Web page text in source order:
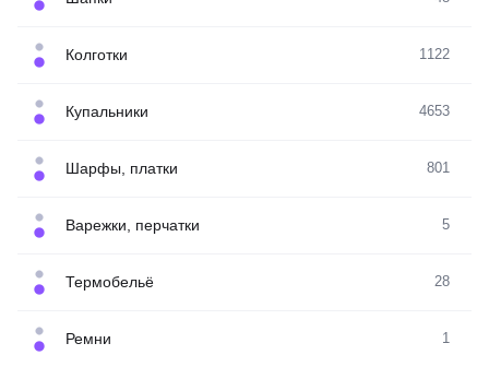
Колготки 1122
Купальники 4653
Шарфы, платки 801
Варежки, перчатки 5
Термобельё 28
Ремни 1